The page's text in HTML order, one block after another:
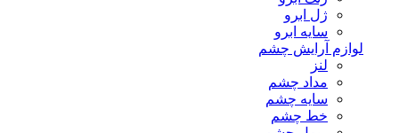
ژل ابرو
سایه ابرو
لوازم آرایش چشم
لنز
مداد چشم
سایه چشم
خط چشم